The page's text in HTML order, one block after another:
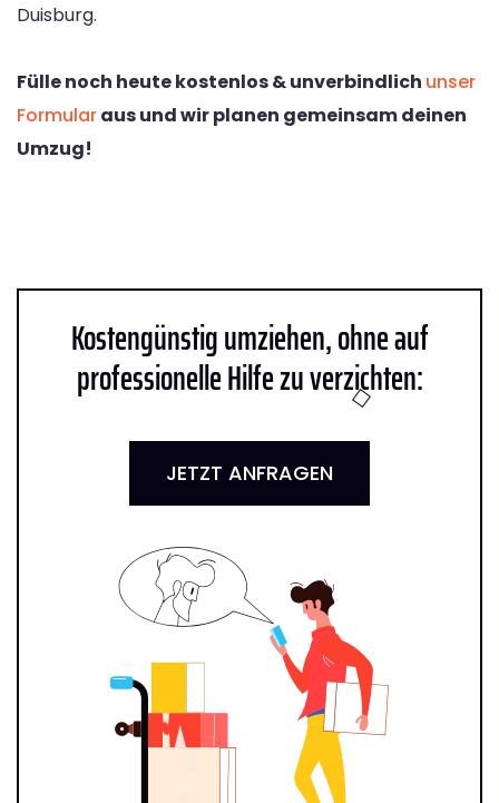
Duisburg.
Fülle noch heute kostenlos & unverbindlich unser
Formularaus und wir planen gemeinsam deinen
Umzug!
Kostengünstig umziehen, ohne auf
professionelle Hilfe zu verzichten:
JETZT ANFRAGEN